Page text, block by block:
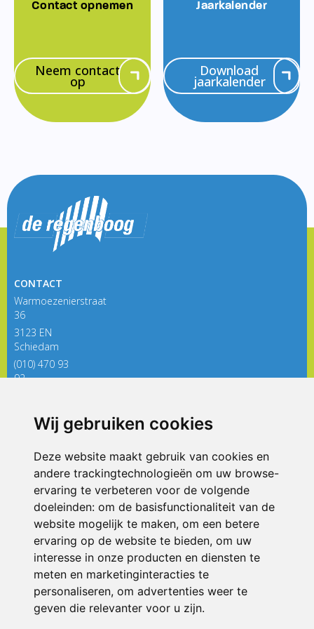
Wij gebruiken cookies
Deze website maakt gebruik van cookies en
andere trackingtechnologieën om uw browse-
ervaring te verbeteren voor de volgende
doeleinden: om de basisfunctionaliteit van de
website mogelijk te maken, om een betere
ervaring op de website te bieden, om uw
interesse in onze producten en diensten te
meten en marketinginteracties te
personaliseren, om advertenties weer te
geven die relevanter voor u zijn.
Contact opnemen
Neem contact
op
Jaarkalender
Download
jaarkalender
CONTACT
Warmoezenierstraat
36
3123 EN
Schiedam
(010) 470 93
92
ONDERDEEL VAN
© 2026 De Regenboog | Alle rechten voorbehouden
Privacy policy|Disclaimer| Klachtenregeling|RSIN en Anbi
voorkeuren